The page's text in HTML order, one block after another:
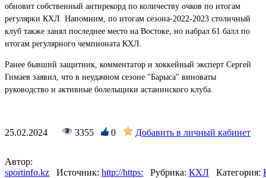
обновит собственный антирекорд по количеству очков по итогам
регулярки КХЛ. Напомним, по итогам сезона-2022-2023 столичный
клуб также занял последнее место на Востоке, но набрал 61 балл по
итогам регулярного чемпионата КХЛ.
Ранее бывший защитник, комментатор и хоккейный эксперт Сергей
Гимаев заявил, что в неудачном сезоне "Барыса" виноваты
руководство и активные болельщики астанинского клуба.
25.02.2024 3355 0 Добавить в личный кабинет
Автор:
sportinfo.kz
Источник: http://https: Рубрика: КХЛ Категория: